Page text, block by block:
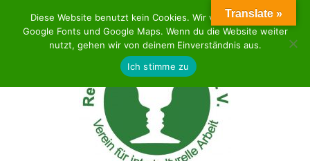
Translate »
Diese Website benutzt kein Cookies. Wir verwenden aber
Google Fonts und Google Maps. Wenn du die Website weiter
nutzt, gehen wir von deinem Einverständnis aus.
Ich stimme zu